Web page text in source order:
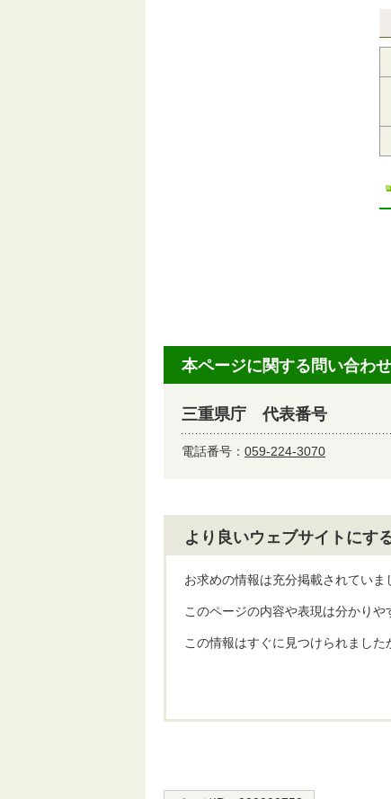
本ページに関する問い合わ
三重県庁 代表番号
電話番号： 059-224-3070
より良いウェブサイトにす
お求めの情報は充分掲載されていま
このページの内容や表現は分かりや
この情報はすぐに見つけられました